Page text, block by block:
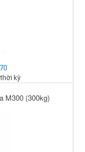
kỳ
M300 (300kg)